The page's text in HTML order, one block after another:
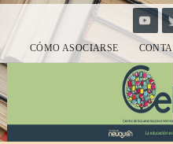
contenidoCÓMO ASOCIARSE